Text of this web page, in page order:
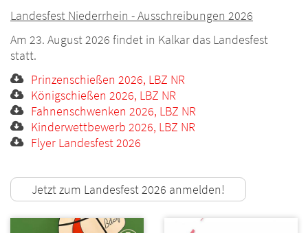
Landesfest Niederrhein - Ausschreibungen 2026
Am 23. August 2026 findet in Kalkar das Landesfest
statt.
Prinzenschießen 2026, LBZ NR
Königschießen 2026, LBZ NR
Fahnenschwenken 2026, LBZ NR
Kinderwettbewerb 2026, LBZ NR
Flyer Landesfest 2026
Jetzt zum Landesfest 2026 anmelden!